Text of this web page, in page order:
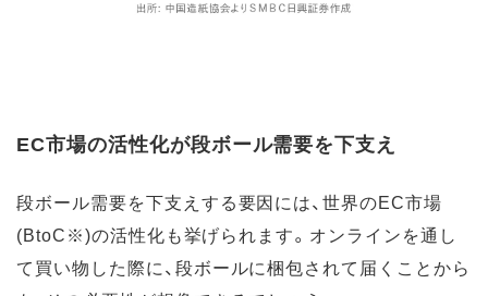
EC市場の活性化が段ボール需要を下支え
段ボール需要を下支えする要因には、世界のEC市場
(BtoC※)の活性化も挙げられます。オンラインを通し
て買い物した際に、段ボールに梱包されて届くことから